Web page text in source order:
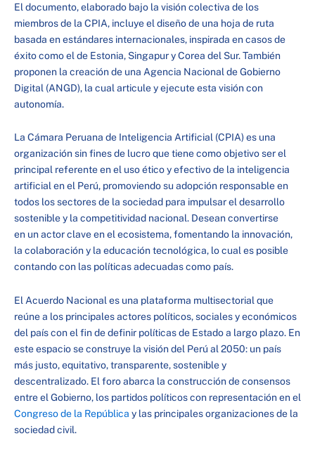
El documento, elaborado bajo la visión colectiva de los
miembros de la CPIA, incluye el diseño de una hoja de ruta
basada en estándares internacionales, inspirada en casos de
éxito como el de Estonia, Singapur y Corea del Sur. También
proponen la creación de una Agencia Nacional de Gobierno
Digital (ANGD), la cual articule y ejecute esta visión con
autonomía.
La Cámara Peruana de Inteligencia Artificial (CPIA) es una
organización sin fines de lucro que tiene como objetivo ser el
principal referente en el uso ético y efectivo de la inteligencia
artificial en el Perú, ​promoviendo su adopción responsable en
todos los sectores de la sociedad para impulsar ​el desarrollo
sostenible y la competitividad nacional. Desean convertirse
en un actor clave en el ecosistema, ​fomentando la innovación,
la colaboración y la educación tecnológica, lo cual es posible
contando con las políticas adecuadas como país.
El Acuerdo Nacional es una plataforma multisectorial que
reúne a los principales actores políticos, sociales y económicos
del país con el fin de definir políticas de Estado a largo plazo. En
este espacio se construye la visión del Perú al 2050: un país
más justo, equitativo, transparente, sostenible y
descentralizado. El foro abarca la construcción de consensos
entre el Gobierno, los partidos políticos con representación en el
Congreso de la República y las principales organizaciones de la
sociedad civil.